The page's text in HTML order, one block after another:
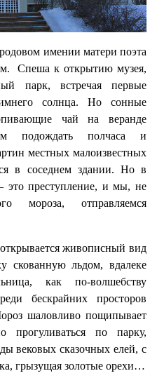
имении матери поэта
Спеша к открытию музея,
парк, встречая первые
солнца. Но сонные
чай на веранде
подождать полчаса и
местных малоизвестных
в соседнем здании. Но в
это преступление, и мы, не
мороза, отправляемся
живописный вид
скованную льдом, вдалеке
как по-волшебству
бескрайних просторов
шаловливо пощипывает
прогуливаться по парку,
вековых сказочных елей, с
грызущая золотые орехи…